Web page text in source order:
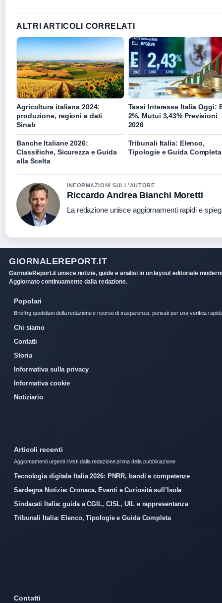
ALTRI ARTICOLI CORRELATI
Agricoltura italiana 2024:
produzione, regioni e dati
Sinab
Tassi Interesse Italia Oggi:
2%, Mutui 3,43% Previsioni
2026
Banche Italiane 2026:
Classifiche, Sicurezza e Guida
alla Scelta
Tribunali Italia: Elenco,
Tipologie e Guida Completa
INFORMAZIONI SULL'AUTORE
Riccardo Andrea Bianchi Moretti
La redazione unisce aggiornamenti rapidi e
GIORNALEREPORT.IT
GiornaleReport.it unisce notizie, guide e analisi in un layout editoriale
Aggiornato continuamente dalla redazione.
Popolari
Briefing quotidiani della redazione e risorse di trasparenza, pensati per una verifica
Chi siamo
Contatti
Storia
Informativa sulla privacy
Informativa cookie
Notiziario
Articoli recenti
Aggiornamenti urgenti rivisti dalla redazione prima della pubblicazione.
Tecnologia digitale Italia 2026: PNRR, bandi e competenze
Sardegna Notizie: Cronaca, Eventi e Curiosità sull’Isola
Sindacati Italia: guida a CGIL, CISL, UIL e rappresentanza
Tribunali Italia: Elenco, Tipologie e Guida Completa
Contatti